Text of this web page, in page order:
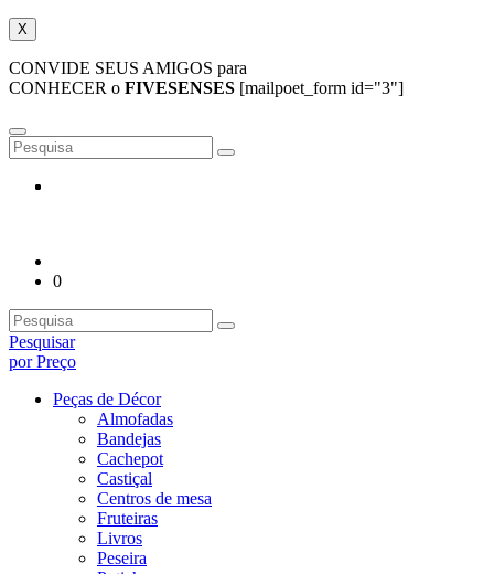
X
CONVIDE SEUS AMIGOS para
CONHECER o FIVESENSES [mailpoet_form id="3"]
0
Pesquisar
por Preço
Peças de Décor
Almofadas
Bandejas
Cachepot
Castiçal
Centros de mesa
Fruteiras
Livros
Peseira